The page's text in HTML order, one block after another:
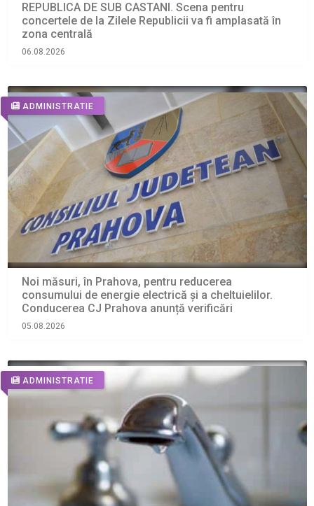
REPUBLICA DE SUB CASTANI. Scena pentru
concertele de la Zilele Republicii va fi amplasată în
zona centrală
06.08.2026
ADMINISTRATIE
Noi măsuri, în Prahova, pentru reducerea
consumului de energie electrică și a cheltuielilor.
Conducerea CJ Prahova anunță verificări
05.08.2026
ADMINISTRATIE